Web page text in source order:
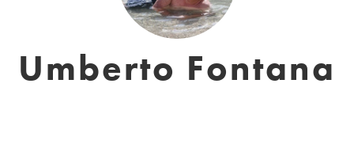
Umberto Fontana